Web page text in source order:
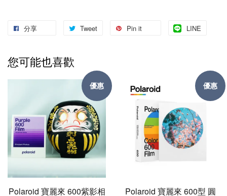
分享 Tweet Pin it LINE
您可能也喜歡
優惠
Polaroid 寶麗來 600紫影相
優惠
Polaroid 寶麗來 600型 圓